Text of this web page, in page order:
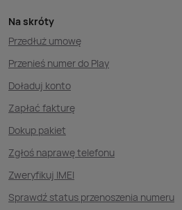
Na skróty
Przedłuż umowę
Przenieś numer do Play
Doładuj konto
Zapłać fakturę
Dokup pakiet
Zgłoś naprawę telefonu
Zweryfikuj IMEI
Sprawdź status przenoszenia numeru